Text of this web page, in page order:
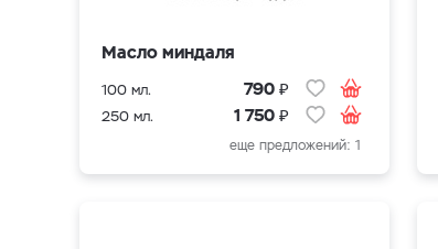
Масло миндаля
100 мл. 790 ₽
250 мл. 1 750 ₽
еще предложений: 1